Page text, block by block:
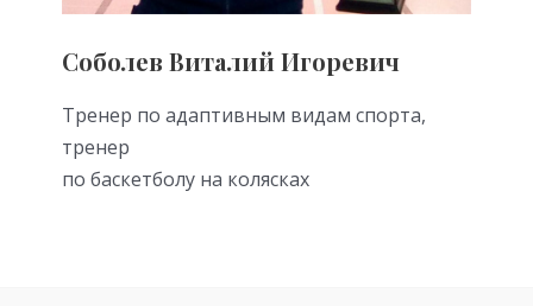
Соболев Виталий Игоревич
Тренер по адаптивным видам спорта,
тренер
по баскетболу на колясках